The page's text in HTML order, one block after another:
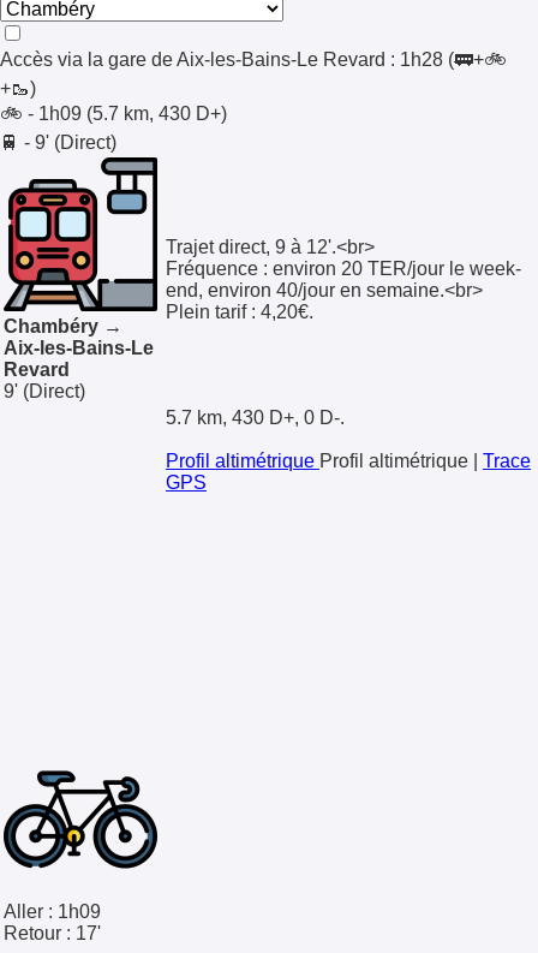
Accès via la gare deAix-les-Bains-Le Revard : 1h28 (🚃+🚲
+🥾)
🚲 - 1h09 (5.7 km, 430 D+)
🚆 - 9' (Direct)
Chambéry →
Aix-les-Bains-Le
Revard
9' (Direct)
Trajet direct, 9 à 12'.<br>
Fréquence : environ 20 TER/jour le week-
end, environ 40/jour en semaine.<br>
Plein tarif : 4,20€.
Aller : 1h09
Retour : 17'
5.7 km, 430 D+, 0 D-.
Profil altimétrique Profil altimétrique
Trace
GPS